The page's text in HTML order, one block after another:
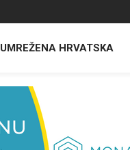
UMREŽENA HRVATSKA